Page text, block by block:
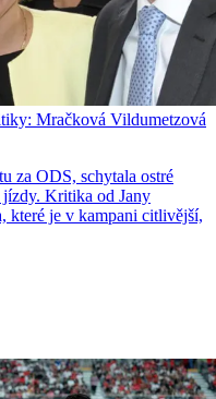
Mračková Vildumetzová
za ODS, schytala ostré
jízdy. Kritika od Jany
které je v kampani citlivější,